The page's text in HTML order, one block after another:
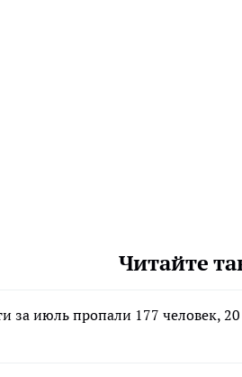
Читайте
за июль пропали 177 человек,